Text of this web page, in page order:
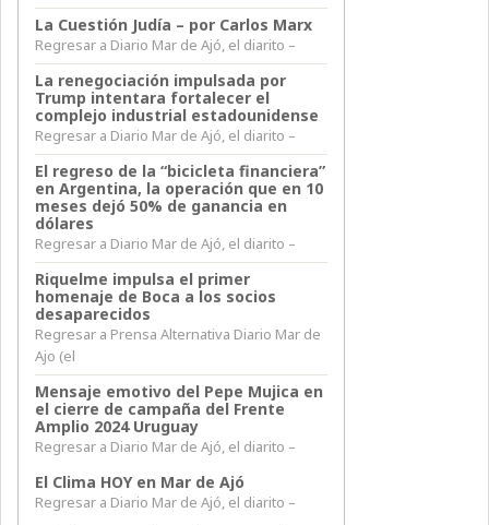
La Cuestión Judía – por Carlos Marx
Regresar a Diario Mar de Ajó, el diarito –
La renegociación impulsada por
Trump intentara fortalecer el
complejo industrial estadounidense
Regresar a Diario Mar de Ajó, el diarito –
El regreso de la “bicicleta financiera”
en Argentina, la operación que en 10
meses dejó 50% de ganancia en
dólares
Regresar a Diario Mar de Ajó, el diarito –
Riquelme impulsa el primer
homenaje de Boca a los socios
desaparecidos
Regresar a Prensa Alternativa Diario Mar de
Ajo (el
Mensaje emotivo del Pepe Mujica en
el cierre de campaña del Frente
Amplio 2024 Uruguay
Regresar a Diario Mar de Ajó, el diarito –
El Clima HOY en Mar de Ajó
Regresar a Diario Mar de Ajó, el diarito –